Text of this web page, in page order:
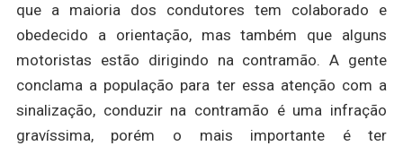
que a maioria dos condutores tem colaborado e
obedecido a orientação, mas também que alguns
motoristas estão dirigindo na contramão. A gente
conclama a população para ter essa atenção com a
sinalização, conduzir na contramão é uma infração
gravíssima, porém o mais importante é ter